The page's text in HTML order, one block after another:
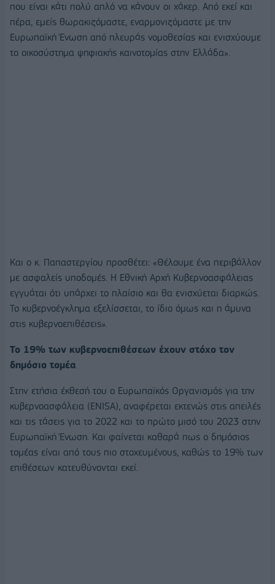
που είναι κάτι πολύ απλό να κάνουν οι χάκερ. Από εκεί και
πέρα, εμείς θωρακιζόμαστε, εναρμονιζόμαστε με την
Ευρωπαϊκή Ένωση από πλευράς νομοθεσίας και ενισχύουμε
το οικοσύστημα ψηφιακής καινοτομίας στην Ελλάδα».
Και ο κ. Παπαστεργίου προσθέτει: «Θέλουμε ένα περιβάλλον
με ασφαλείς υποδομές. Η Εθνική Αρχή Κυβερνοασφάλειας
εγγυάται ότι υπάρχει το πλαίσιο και θα ενισχύεται διαρκώς.
Το κυβερνοέγκλημα εξελίσσεται, το ίδιο όμως και η άμυνα
στις κυβερνοεπιθέσεις».
Το 19% των κυβερνοεπιθέσεων έχουν στόχο τον
δημόσιο τομέα
Στην ετήσια έκθεσή του ο Ευρωπαϊκός Οργανισμός για την
κυβερνοασφάλεια (ENISA), αναφέρεται εκτενώς στις απειλές
και τις τάσεις για το 2022 και το πρώτο μισό του 2023 στην
Ευρωπαϊκή Ένωση. Και φαίνεται καθαρά πως ο δημόσιος
τομέας είναι από τους πιο στοχευμένους, καθώς το 19% των
επιθέσεων κατευθύνονται εκεί.